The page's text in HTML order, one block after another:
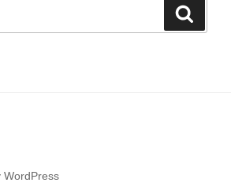
WordPress